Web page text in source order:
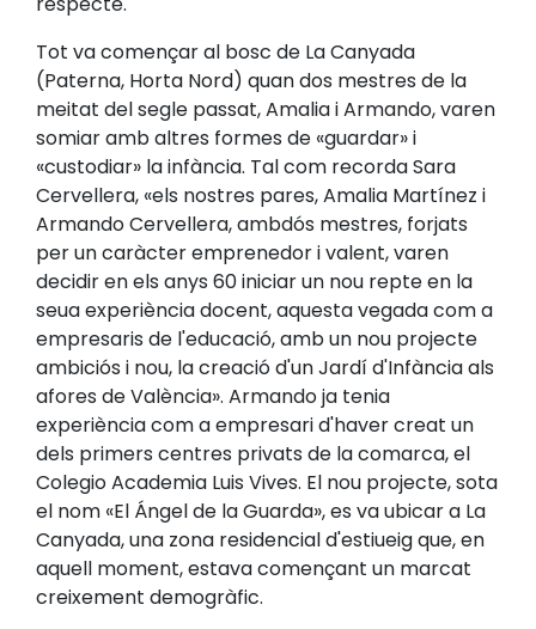
Tot va començar al bosc de La Canyada
(Paterna, Horta Nord) quan dos mestres de la
meitat del segle passat, Amalia i Armando, varen
somiar amb altres formes de «guardar» i
«custodiar» la infància. Tal com recorda Sara
Cervellera, «els nostres pares, Amalia Martínez i
Armando Cervellera, ambdós mestres, forjats
per un caràcter emprenedor i valent, varen
decidir en els anys 60 iniciar un nou repte en la
seua experiència docent, aquesta vegada com a
empresaris de l'educació, amb un nou projecte
ambiciós i nou, la creació d'un Jardí d'Infància als
afores de València». Armando ja tenia
experiència com a empresari d'haver creat un
dels primers centres privats de la comarca, el
Colegio Academia Luis Vives. El nou projecte, sota
el nom «El Ángel de la Guarda», es va ubicar a La
Canyada, una zona residencial d'estiueig que, en
aquell moment, estava començant un marcat
creixement demogràfic.